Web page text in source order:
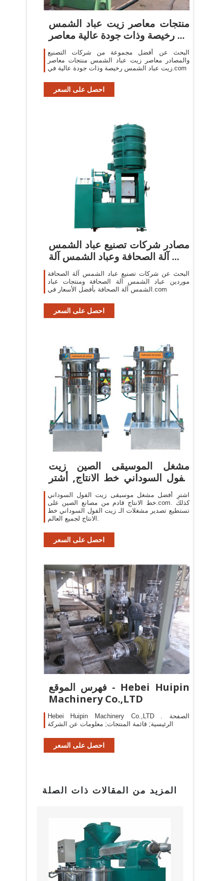
منتجات معاصر زيت عباد الشمس
رخيصة وذات جودة عالية معاصر ...
البحث عن أفضل مجموعة من شركات التصنيع
والمصادر معاصر زيت عباد الشمس منتجات معاصر
زيت عباد الشمس رخيصة وذات جودة عالية في.com
احصل على السعر
مصادر شركات تصنيع عباد الشمس
آلة الصحافة وعباد الشمس آلة ...
البحث عن شركات تصنيع عباد الشمس آلة الصحافة
موردين عباد الشمس آلة الصحافة ومنتجات عباد
الشمس آلة الصحافة بأفضل الأسعار في.com
احصل على السعر
مشغل الموسيقى الصين زيت
الفول السوداني خط الانتاج, أشترِ
...
اشترِ أفضل مشغل موسيقى زيت الفول السوداني
خط الانتاج قادم من مصانع الصين على.com. كذلك
تستطيع تصدير مشغلات الـ زيت الفول السوداني خط
الانتاج لجميع العالم.
احصل على السعر
فهرس الموقع - Hebei Huipin
Machinery Co.,LTD
Hebei Huipin Machinery Co.,LTD . الصفحة
الرئيسية; قائمة المنتجات; معلومات عن الشركة
احصل على السعر
المزيد من المقالات ذات الصلة